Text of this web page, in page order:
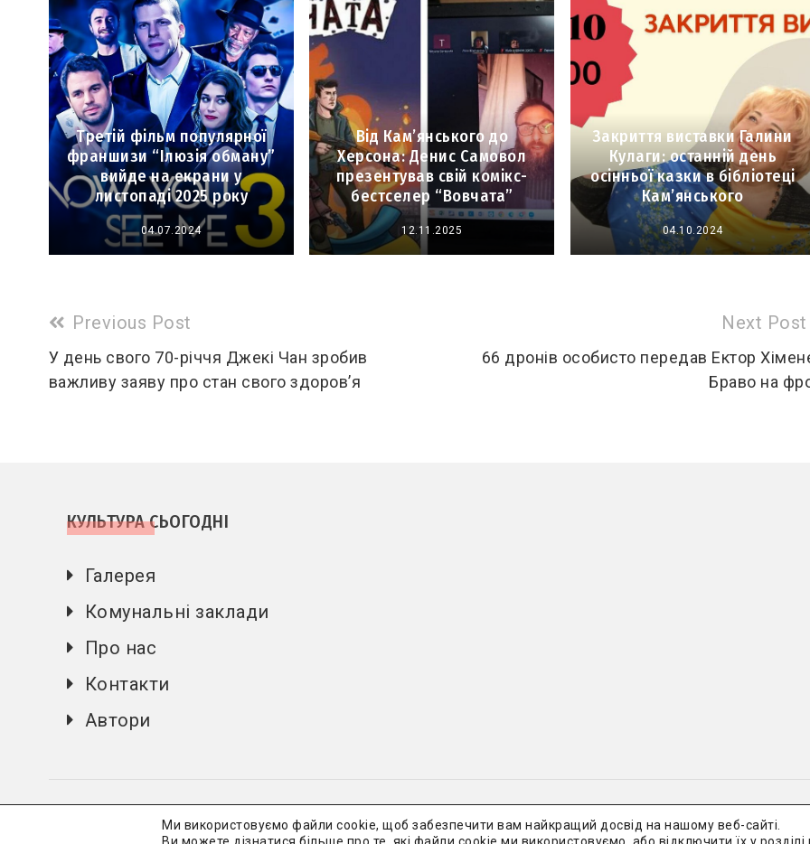
Третій фільм популярної
франшизи “Ілюзія обману”
вийде на екрани у
листопаді 2025 року
04.07.2024
Від Кам’янського до
Херсона: Денис Самовол
презентував свій комікс-
бестселер “Вовчата”
12.11.2025
Закриття виставки Галини
Кулаги: останній день
осінньої казки в бібліотеці
Кам’янського
04.10.2024
Read
more
articles
Previous Post
У день свого 70-річчя Джекі Чан зробив
важливу заяву про стан свого здоров’я
Next Post
66 дронів особисто передав Ектор
Браво на
КУЛЬТУРА СЬОГОДНІ
Галерея
Комунальні заклади
Про нас
Контакти
Автори
Культура сьогодніВсі права захищені.Політика
Ми використовуємо файли cookie, щоб забезпечити вам найкращий досвід на нашому веб-сайті.